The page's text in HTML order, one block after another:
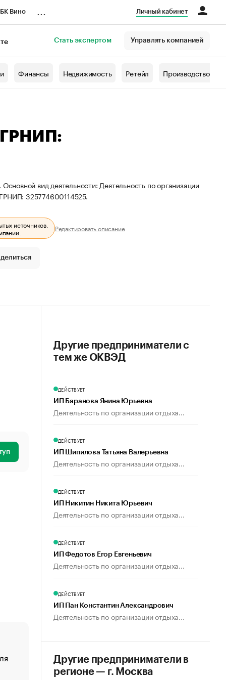
Вино Личный кабинет
Стать экспертом Управлять компанией
Финансы Недвижимость Ретейл Производство
вид деятельности: Деятельность по организации
325774600114525.
источников. Редактировать описание
«От спорта тело стареет иначе». Как живет глава
создавшей GTA
Другие предприниматели с
тем же ОКВЭД
ДЕЙСТВУЕТ
ИП Баранова Янина Юрьевна
Деятельность по организации отдыха...
ДЕЙСТВУЕТ
ИП Шипилова Татьяна Валерьевна
Деятельность по организации отдыха...
ДЕЙСТВУЕТ
ИП Никитин Никита Юрьевич
Деятельность по организации отдыха...
ДЕЙСТВУЕТ
ИП Федотов Егор Евгеньевич
Деятельность по организации отдыха...
ДЕЙСТВУЕТ
ИП Пан Константин Александрович
Деятельность по организации отдыха...
Другие предприниматели в
регионе — г. Москва